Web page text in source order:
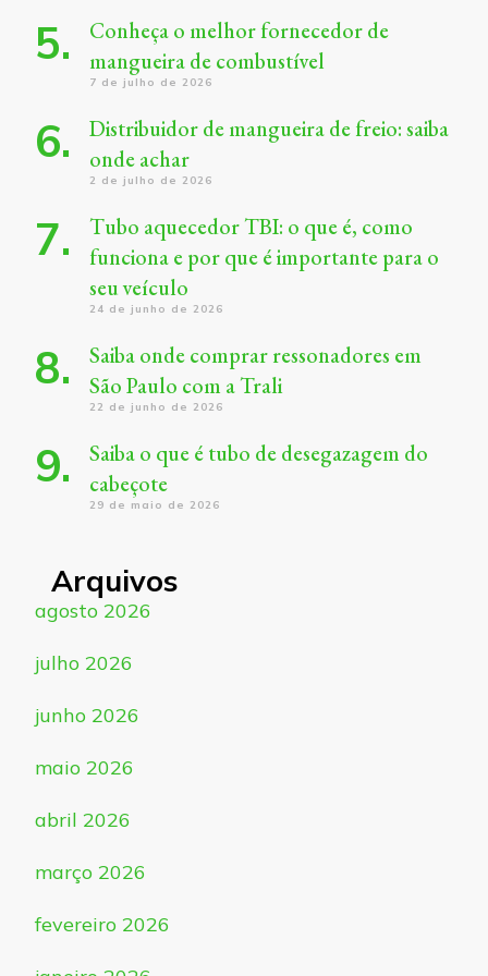
Conheça o melhor fornecedor de
mangueira de combustível
7 de julho de 2026
Distribuidor de mangueira de freio: saiba
onde achar
2 de julho de 2026
Tubo aquecedor TBI: o que é, como
funciona e por que é importante para o
seu veículo
24 de junho de 2026
Saiba onde comprar ressonadores em
São Paulo com a Trali
22 de junho de 2026
Saiba o que é tubo de desegazagem do
cabeçote
29 de maio de 2026
Arquivos
agosto 2026
julho 2026
junho 2026
maio 2026
abril 2026
março 2026
fevereiro 2026